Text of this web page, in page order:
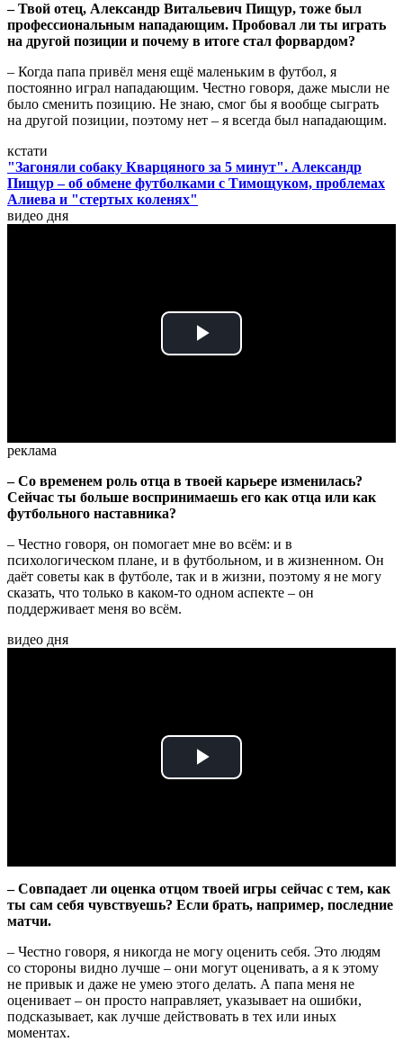
– Твой отец, Александр Витальевич Пищур, тоже был
профессиональным нападающим. Пробовал ли ты играть
на другой позиции и почему в итоге стал форвардом?
– Когда папа привёл меня ещё маленьким в футбол, я
постоянно играл нападающим. Честно говоря, даже мысли не
было сменить позицию. Не знаю, смог бы я вообще сыграть
на другой позиции, поэтому нет – я всегда был нападающим.
кстати
"Загоняли собаку Кварцяного за 5 минут". Александр
Пищур – об обмене футболками с Тимощуком, проблемах
Алиева и "стертых коленях"
видео дня
Play
реклама
– Со временем роль отца в твоей карьере изменилась?
Сейчас ты больше воспринимаешь его как отца или как
футбольного наставника?
– Честно говоря, он помогает мне во всём: и в
психологическом плане, и в футбольном, и в жизненном. Он
даёт советы как в футболе, так и в жизни, поэтому я не могу
сказать, что только в каком-то одном аспекте – он
поддерживает меня во всём.
видео дня
Play
– Совпадает ли оценка отцом твоей игры сейчас с тем, как
ты сам себя чувствуешь? Если брать, например, последние
матчи.
– Честно говоря, я никогда не могу оценить себя. Это людям
со стороны видно лучше – они могут оценивать, а я к этому
не привык и даже не умею этого делать. А папа меня не
оценивает – он просто направляет, указывает на ошибки,
подсказывает, как лучше действовать в тех или иных
моментах.